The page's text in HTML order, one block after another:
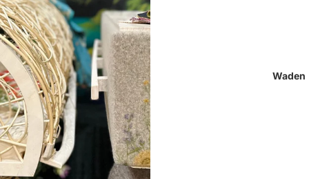
Waden